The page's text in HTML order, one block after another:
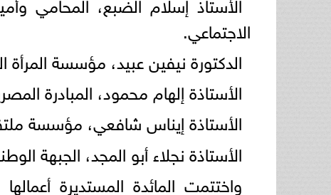
الاجتماعي.
الدكتورة نيفين عبيد، مؤسسة المرأة
الأستاذة إلهام محمود، المبادرة
الأستاذة إيناس شافعي، مؤسسة
الأستاذة نجلاء أبو المجد، الجبهة
واختتمت المائدة المستديرة